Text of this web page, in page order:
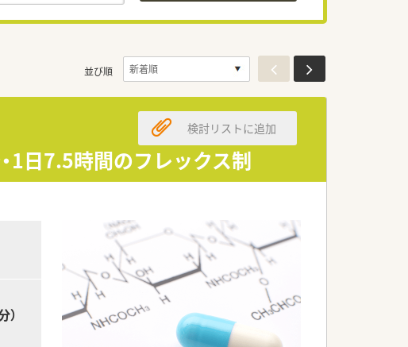
並び順
1日7.5時間のフレックス制
検討リストに追加